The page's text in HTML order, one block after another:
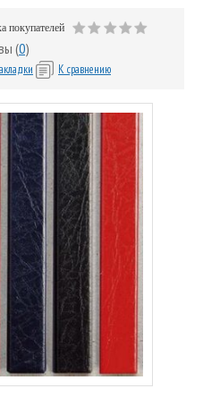
покупателей
(0)
К сравнению